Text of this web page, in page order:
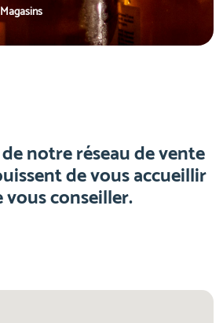
notre réseau de vente
de vous accueillir
vous conseiller.